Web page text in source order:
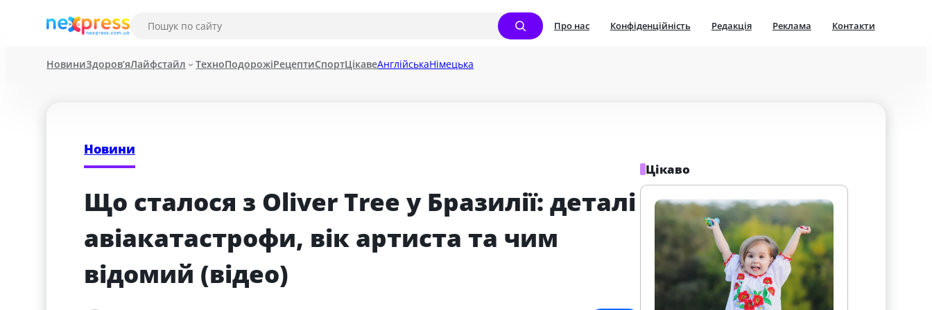
Про нас Конфіденційність Редакція Реклама Контакти
НовиниЗдоров’яЛайфстайл ТехноПодорожіРецептиСпортЦікавеАнглійськаНімецька
Новини
Що сталося з Oliver Tree у Бразилії: деталі
авіакатастрофи, вік артиста та чим
відомий (відео)
Цікаво